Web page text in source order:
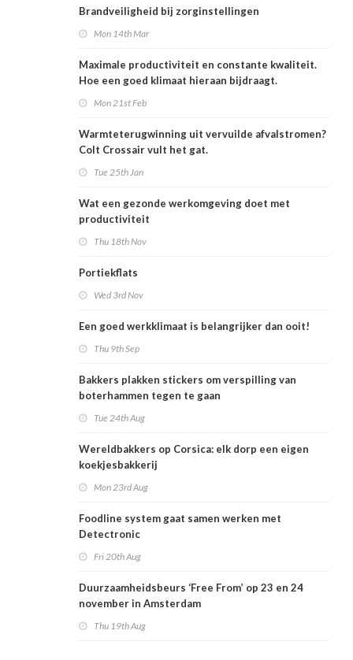
Brandveiligheid bij zorginstellingen
Mon 14th Mar
Maximale productiviteit en constante kwaliteit.
Hoe een goed klimaat hieraan bijdraagt.
Mon 21st Feb
Warmteterugwinning uit vervuilde afvalstromen?
Colt Crossair vult het gat.
Tue 25th Jan
Wat een gezonde werkomgeving doet met
productiviteit
Thu 18th Nov
Portiekflats
Wed 3rd Nov
Een goed werkklimaat is belangrijker dan ooit!
Thu 9th Sep
Bakkers plakken stickers om verspilling van
boterhammen tegen te gaan
Tue 24th Aug
Wereldbakkers op Corsica: elk dorp een eigen
koekjesbakkerij
Mon 23rd Aug
Foodline system gaat samen werken met
Detectronic
Fri 20th Aug
Duurzaamheidsbeurs ‘Free From’ op 23 en 24
november in Amsterdam
Thu 19th Aug